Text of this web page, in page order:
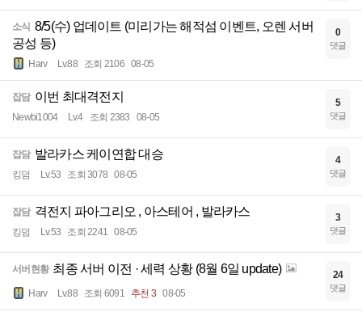
소식 8/5(수) 업데이트 (미리가는 해적섬 이벤트, 오렌 서버
공성 등)
Harv Lv.88 조회 2106 08-05
0
댓글
잡담 이번 최대격전지
Newbi1004 Lv.4 조회 2383 08-05
5
댓글
잡담 발라카스 케이연합 대승
킹덤 Lv.53 조회 3078 08-05
4
댓글
잡담 격전지 파아그리오 , 아스테어 , 발라카스
킹덤 Lv.53 조회 2241 08-05
3
댓글
서버현황 최종 서버 이전 · 세력 상황 (8월 6일 update)
Harv Lv.88 조회 6091 추천 3 08-05
24
댓글